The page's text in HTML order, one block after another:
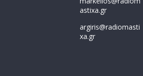
astixa.gr
argiris@radiomasti
xa.gr